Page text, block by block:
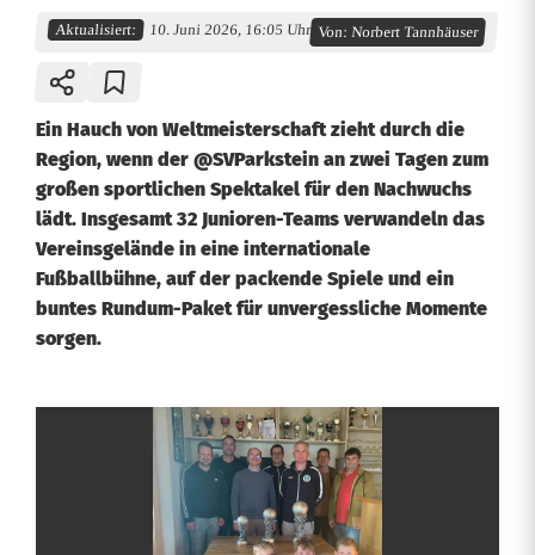
Aktualisiert: 10. Juni 2026, 16:05 Uhr Von:Norbert Tannhäuser
Ein Hauch von Weltmeisterschaft zieht durch die
Region, wenn der @SVParkstein an zwei Tagen zum
großen sportlichen Spektakel für den Nachwuchs
lädt. Insgesamt 32 Junioren-Teams verwandeln das
Vereinsgelände in eine internationale
Fußballbühne, auf der packende Spiele und ein
buntes Rundum-Paket für unvergessliche Momente
sorgen.